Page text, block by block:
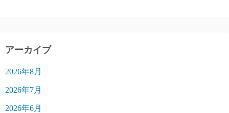
アーカイブ
2026年8月
2026年7月
2026年6月